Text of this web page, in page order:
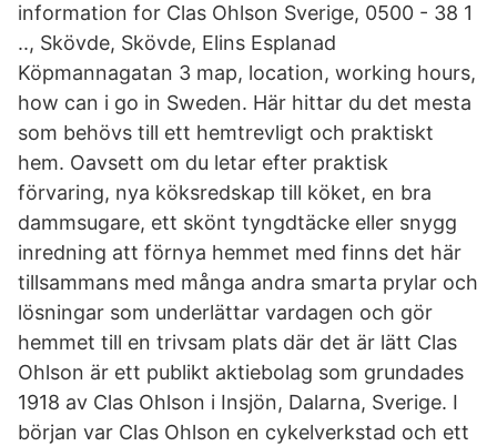
information for Clas Ohlson Sverige, 0500 - 38 1
.., Skövde, Skövde, Elins Esplanad
Köpmannagatan 3 map, location, working hours,
how can i go in Sweden. Här hittar du det mesta
som behövs till ett hemtrevligt och praktiskt
hem. Oavsett om du letar efter praktisk
förvaring, nya köksredskap till köket, en bra
dammsugare, ett skönt tyngdtäcke eller snygg
inredning att förnya hemmet med finns det här
tillsammans med många andra smarta prylar och
lösningar som underlättar vardagen och gör
hemmet till en trivsam plats där det är lätt Clas
Ohlson är ett publikt aktiebolag som grundades
1918 av Clas Ohlson i Insjön, Dalarna, Sverige. I
början var Clas Ohlson en cykelverkstad och ett